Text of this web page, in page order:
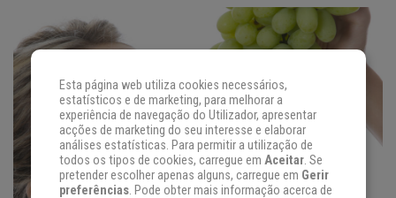
Esta página web utiliza cookies necessários,
estatísticos e de marketing, para melhorar a
experiência de navegação do Utilizador, apresentar
acções de marketing do seu interesse e elaborar
análises estatísticas. Para permitir a utilização de
todos os tipos de cookies, carregue em Aceitar. Se
pretender escolher apenas alguns, carregue em Gerir
preferências. Pode obter mais informação acerca de